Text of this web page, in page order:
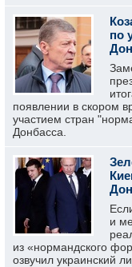
по
появлении в скором
участием стран
Донбасса.
и
из «нормандского
озвучил украинский